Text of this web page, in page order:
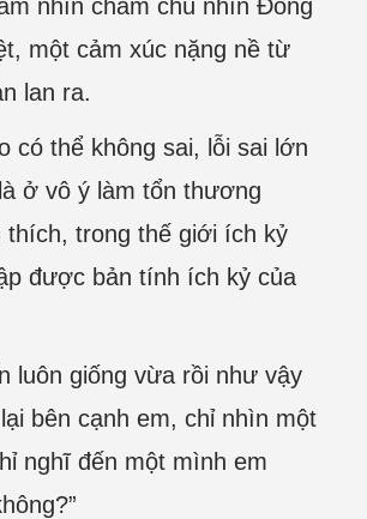
nhìn chăm chú nhìn Đồng
một cảm xúc nặng nề từ
lan ra.
có thể không sai, lỗi sai lớn
ở vô ý làm tổn thương
thích, trong thế giới ích kỷ
được bản tính ích kỷ của
luôn giống vừa rồi như vậy
bên cạnh em, chỉ nhìn một
nghĩ đến một mình em